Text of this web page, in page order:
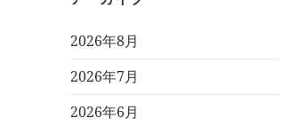
2026年8月
2026年7月
2026年6月